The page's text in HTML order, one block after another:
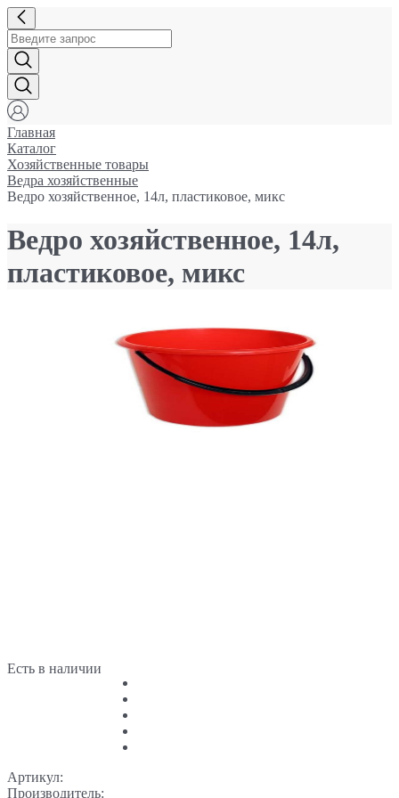
Главная
Каталог
Хозяйственные товары
Ведра хозяйственные
Ведро хозяйственное, 14л, пластиковое, микс
Ведро хозяйственное, 14л,
пластиковое, микс
Есть в наличии
Артикул:
Производитель: